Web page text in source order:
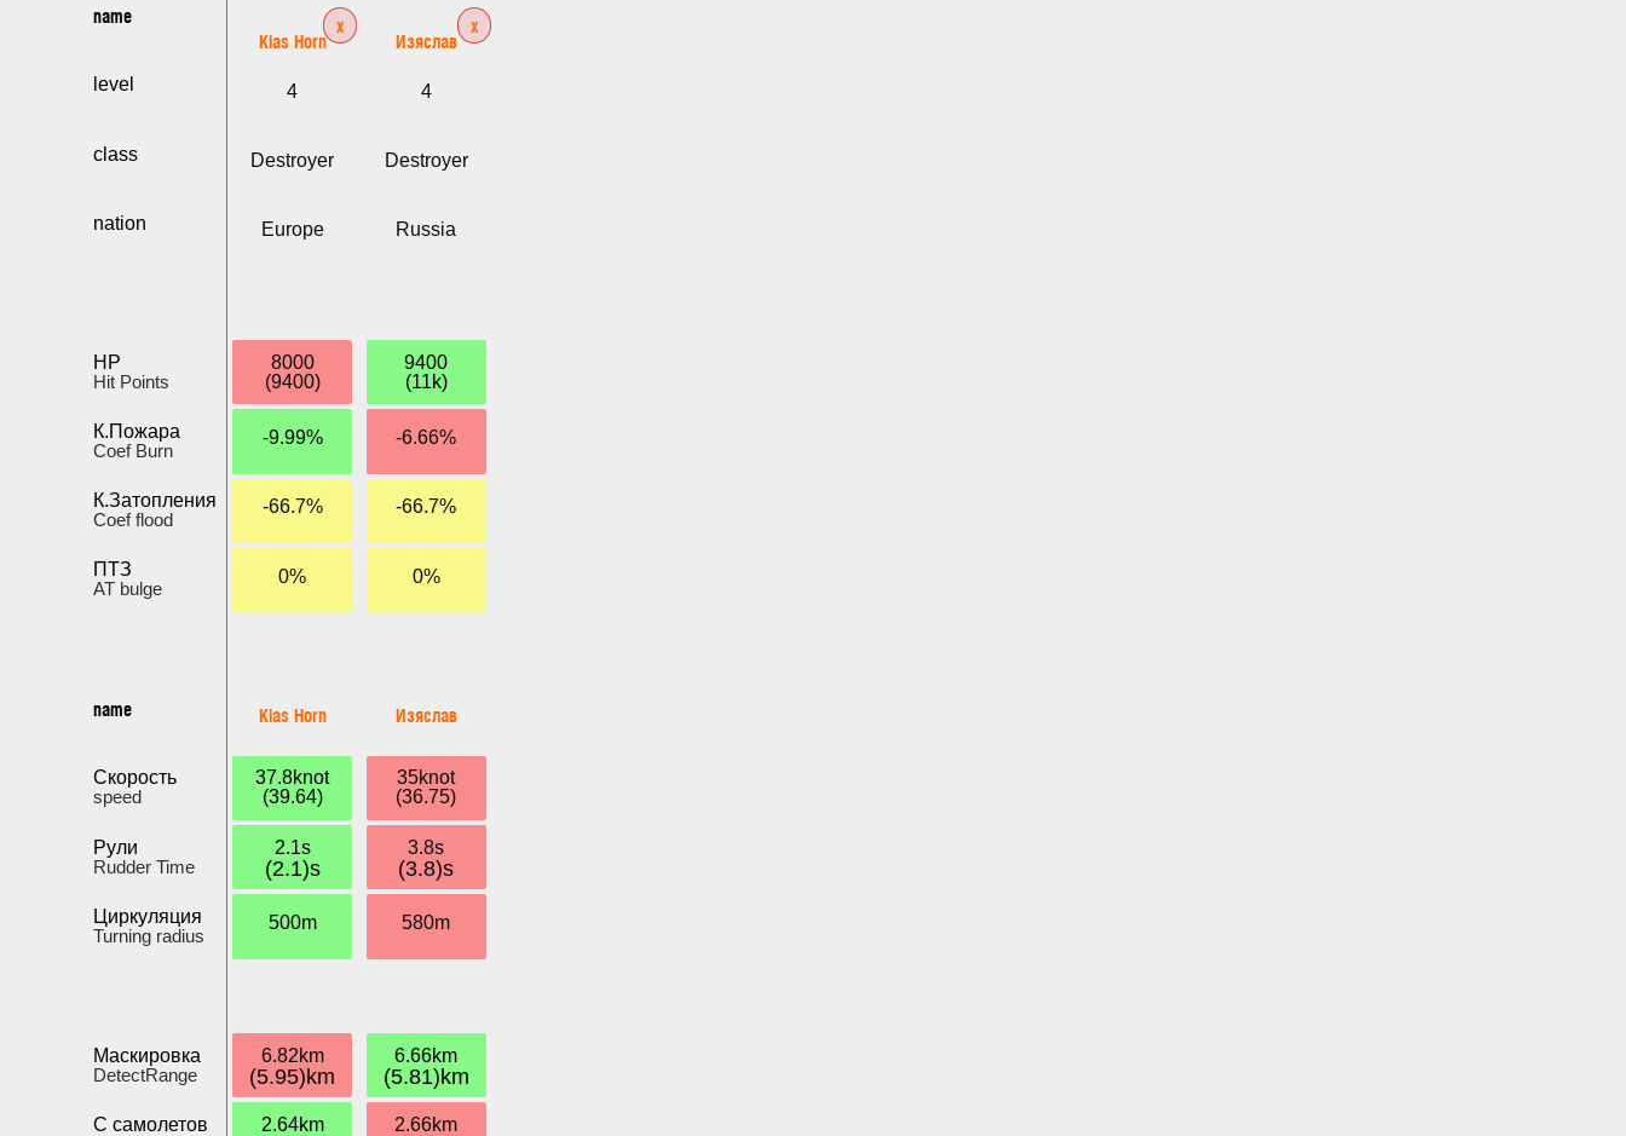
name
level
class
nation
HP
Hit Points
К.Пожара
Coef Burn
К.Затопления
Coef flood
ПТЗ
AT bulge
name
Скорость
speed
Рули
Rudder Time
Циркуляция
Turning radius
Маскировка
DetectRange
С самолетов
Klas Horn
x
4
Destroyer
Europe
8000
(9400)
-9.99%
-66.7%
0%
Klas Horn
37.8knot
(39.64)
2.1s
(2.1)s
500m
6.82km
(5.95)km
2.64km
Изяслав
x
4
Destroyer
Russia
9400
(11k)
-6.66%
-66.7%
0%
Изяслав
35knot
(36.75)
3.8s
(3.8)s
580m
6.66km
(5.81)km
2.66km